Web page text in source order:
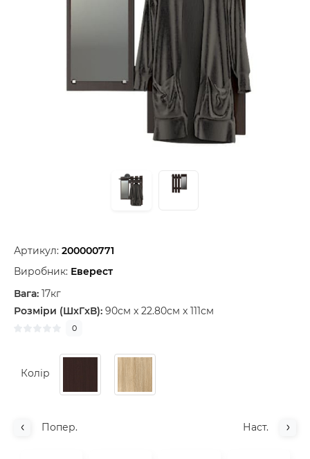
Артикул: 200000771
Виробник: Еверест
Вага: 17кг
Розміри (ШxГxВ): 90см x 22.80см x 111см
0
Колір
Попер. Наст.